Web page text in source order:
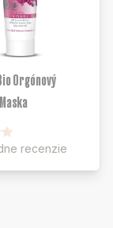
Orgónový
recenzie